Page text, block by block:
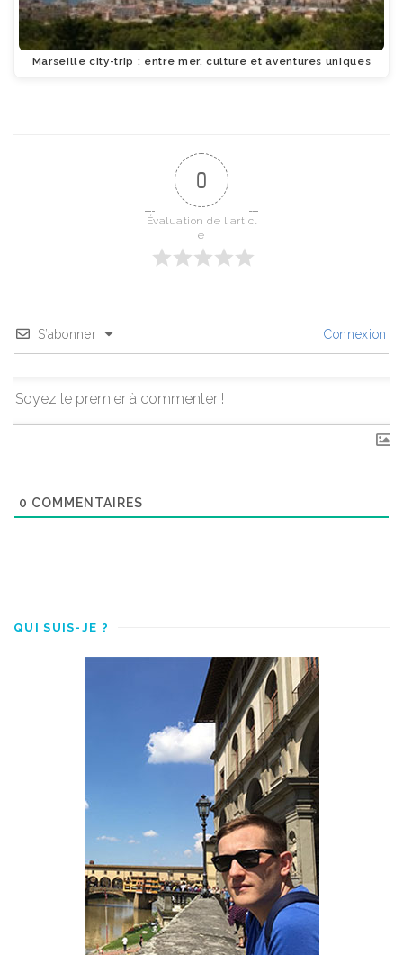
Marseille city-trip : entre mer, culture et aventures uniques
0
Évaluation de l'articl
e
S’abonner Connexion
0 COMMENTAIRES
QUI SUIS-JE ?